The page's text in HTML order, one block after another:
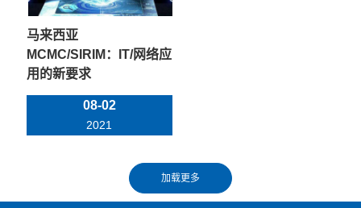
马来西亚
MCMC/SIRIM：IT/网络应
用的新要求
08-02
2021